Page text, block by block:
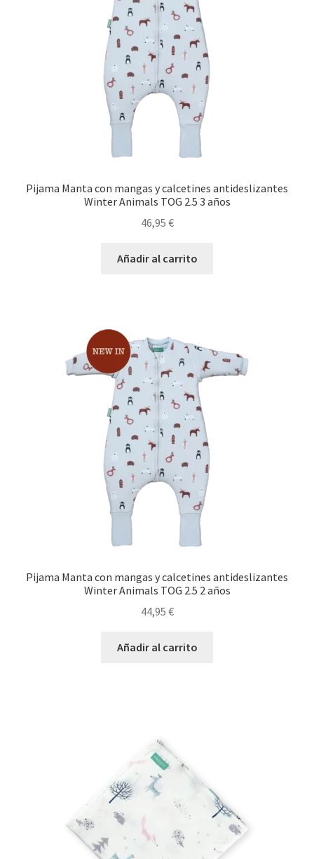
Pijama Manta con mangas y calcetines antideslizantes
Winter Animals TOG 2.5 3 años
46,95 €
Añadir al carrito
Pijama Manta con mangas y calcetines antideslizantes
Winter Animals TOG 2.5 2 años
44,95 €
Añadir al carrito